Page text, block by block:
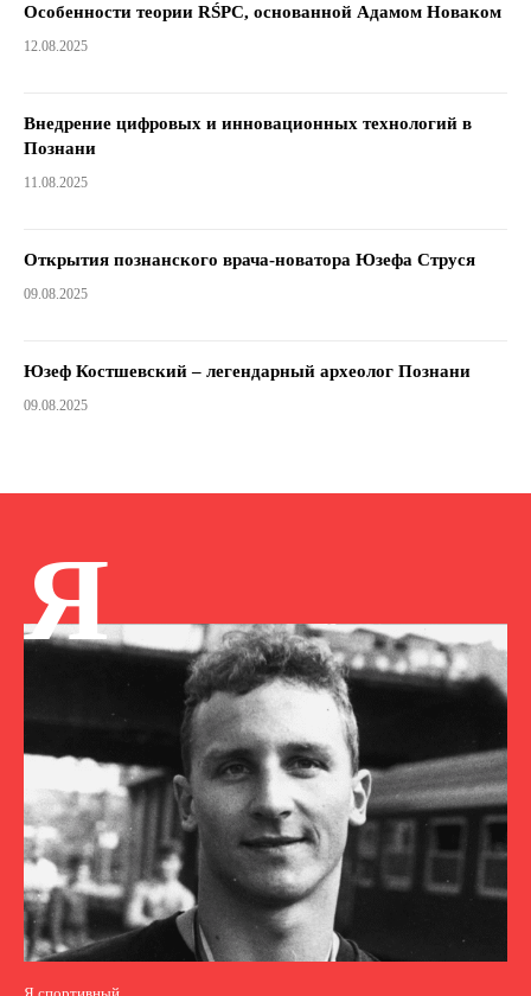
Особенности теории RŚPC, основанной Адамом Новаком
12.08.2025
Внедрение цифровых и инновационных технологий в
Познани
11.08.2025
Открытия познанского врача-новатора Юзефа Струся
09.08.2025
Юзеф Костшевский – легендарный археолог Познани
09.08.2025
Я